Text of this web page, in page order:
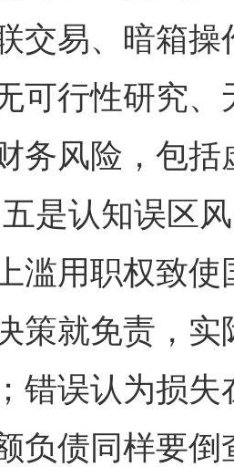
交易、暗箱
可行性研究
务风险，包括
是认知误区
滥用职权致
策就免责，
错误认为损
负债同样要倒